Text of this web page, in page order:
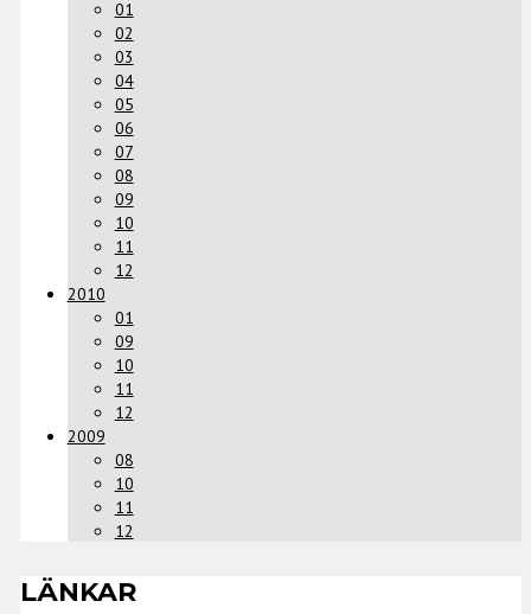
01
02
03
04
05
06
07
08
09
10
11
12
2010
01
09
10
11
12
2009
08
10
11
12
LÄNKAR